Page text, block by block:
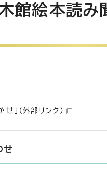
館絵本読み
」 （外部リンク）
せ